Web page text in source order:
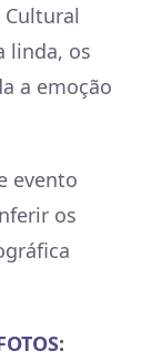
linda, os
a emoção
evento
os